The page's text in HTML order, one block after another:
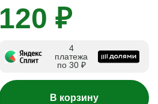
120 ₽
4
платежа
по 30 ₽
В корзину